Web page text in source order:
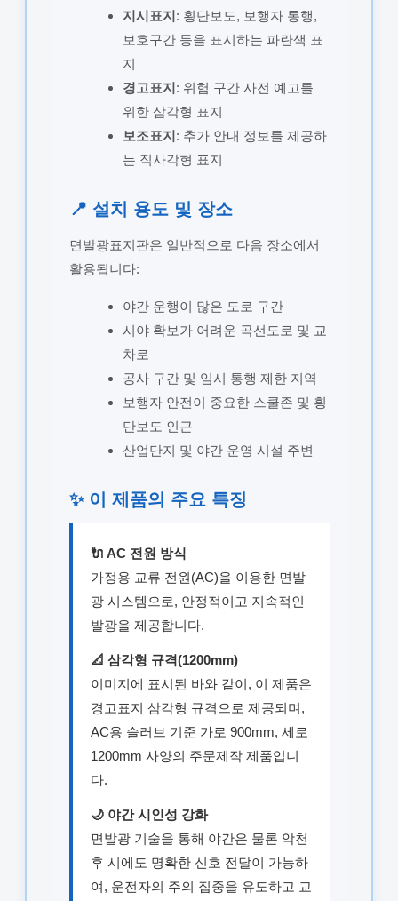
지시표지: 횡단보도, 보행자 통행,
보호구간 등을 표시하는 파란색 표
지
경고표지: 위험 구간 사전 예고를
위한 삼각형 표지
보조표지: 추가 안내 정보를 제공하
는 직사각형 표지
📍 설치 용도 및 장소
면발광표지판은 일반적으로 다음 장소에서
활용됩니다:
야간 운행이 많은 도로 구간
시야 확보가 어려운 곡선도로 및 교
차로
공사 구간 및 임시 통행 제한 지역
보행자 안전이 중요한 스쿨존 및 횡
단보도 인근
산업단지 및 야간 운영 시설 주변
✨ 이 제품의 주요 특징
🔌 AC 전원 방식
가정용 교류 전원(AC)을 이용한 면발
광 시스템으로, 안정적이고 지속적인
발광을 제공합니다.
📐 삼각형 규격(1200mm)
이미지에 표시된 바와 같이, 이 제품은
경고표지 삼각형 규격으로 제공되며,
AC용 슬러브 기준 가로 900mm, 세로
1200mm 사양의 주문제작 제품입니
다.
🌙 야간 시인성 강화
면발광 기술을 통해 야간은 물론 악천
후 시에도 명확한 신호 전달이 가능하
여, 운전자의 주의 집중을 유도하고 교